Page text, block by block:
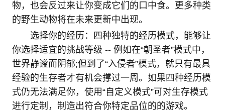
物，也会反过来让你变成它们的口中食。更多种类
的野生动物将在未来更新中出现。
选择你的经历：四种独特的经历模式，能够让
你选择适宜的挑战等级 -- 例如在“朝圣者”模式中，
世界静谧而阴郁;但到了“入侵者”模式，就只有最具
经验的生存者才有机会撑过一周。如果四种经历模
式仍无法满足你，使用“自定义模式”可对生存模式
进行定制，制造出符合你特定品位的的游戏。